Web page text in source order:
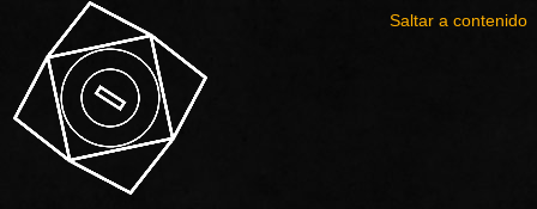
Saltar a contenido